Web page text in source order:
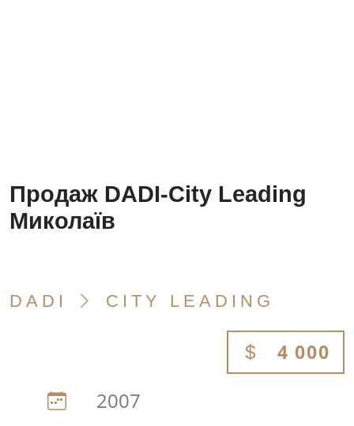
Продаж DADI-City Leading
Миколаїв
DADI CITY LEADING
4 000
2007